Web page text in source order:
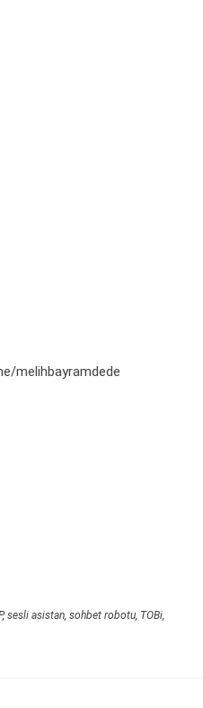
melihbayramdede
,sesli asistan, sohbet robotu, TOBi,